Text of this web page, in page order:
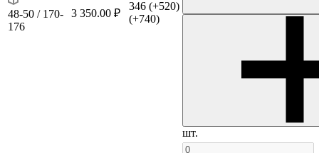
48-50 / 170-
176
3 350.00 ₽
346 (+520)
(+740)
шт.